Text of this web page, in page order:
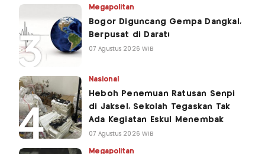
Megapolitan
Bogor Diguncang Gempa Dangkal,
Berpusat di Darat!
07 Agustus 2026 WIB
Nasional
Heboh Penemuan Ratusan Senpi
di Jaksel, Sekolah Tegaskan Tak
Ada Kegiatan Eskul Menembak
07 Agustus 2026 WIB
Megapolitan